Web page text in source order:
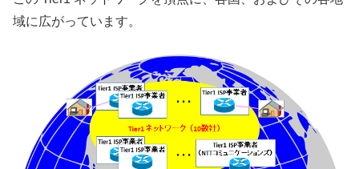
域に広がっています。